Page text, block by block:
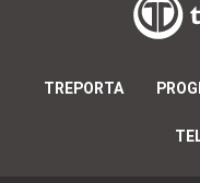
TREPORTA